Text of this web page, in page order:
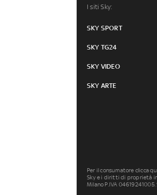
I siti Sky:
SKY SPORT
SKY TG24
SKY VIDEO
SKY ARTE
Per il consumatore clicca
Sky e i diritti di proprietà
Milano P.IVA